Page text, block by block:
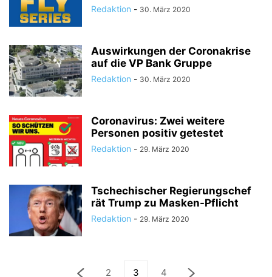
Redaktion - 30. März 2020
Auswirkungen der Coronakrise
auf die VP Bank Gruppe
Redaktion - 30. März 2020
Coronavirus: Zwei weitere
Personen positiv getestet
Redaktion - 29. März 2020
Tschechischer Regierungschef
rät Trump zu Masken-Pflicht
Redaktion - 29. März 2020
2 3 4